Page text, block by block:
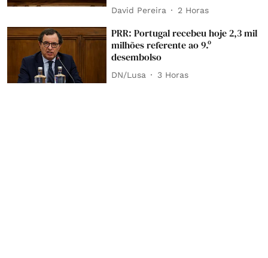
David Pereira 2 Horas
PRR: Portugal recebeu hoje 2,3 mil
milhões referente ao 9.º
desembolso
DN/Lusa 3 Horas